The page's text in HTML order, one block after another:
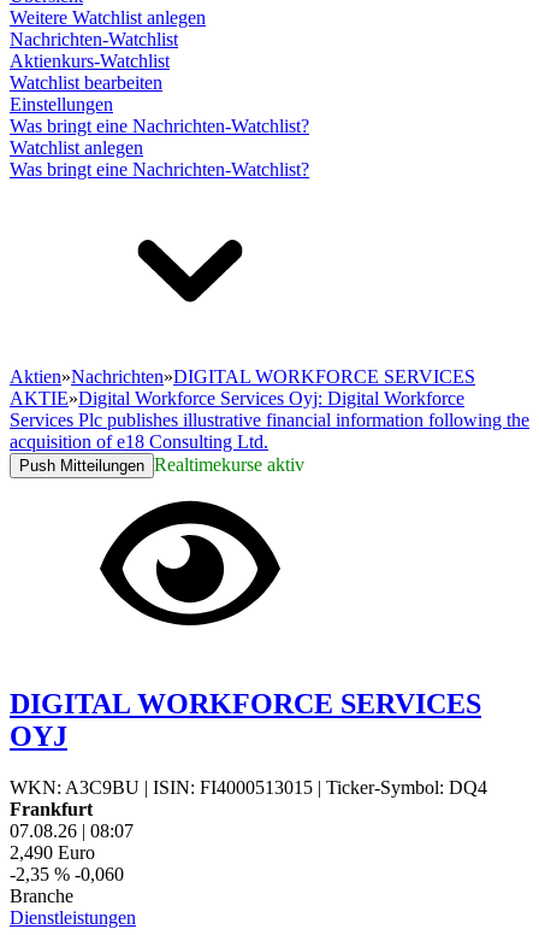
Weitere Watchlist anlegen
Nachrichten-Watchlist
Aktienkurs-Watchlist
Watchlist bearbeiten
Einstellungen
Was bringt eine Nachrichten-Watchlist?
Watchlist anlegen
Was bringt eine Nachrichten-Watchlist?
Aktien»Nachrichten»DIGITAL WORKFORCE SERVICES
AKTIE»Digital Workforce Services Oyj: Digital Workforce
Services Plc publishes illustrative financial information following the
acquisition of e18 Consulting Ltd.
Push Mitteilungen Realtimekurse aktiv
DIGITAL WORKFORCE SERVICES
OYJ
WKN: A3C9BU | ISIN: FI4000513015 | Ticker-Symbol: DQ4
Frankfurt
07.08.26 | 08:07
2,490 Euro
-2,35 % -0,060
Branche
Dienstleistungen